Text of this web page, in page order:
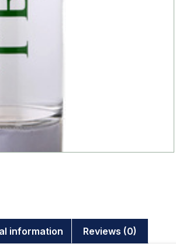
information Reviews (0)